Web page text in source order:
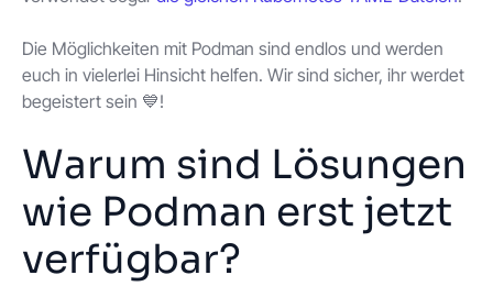
Die Möglichkeiten mit Podman sind endlos und werden
euch in vielerlei Hinsicht helfen. Wir sind sicher, ihr werdet
begeistert sein 💙!
Warum sind Lösungen
wie Podman erst jetzt
verfügbar?